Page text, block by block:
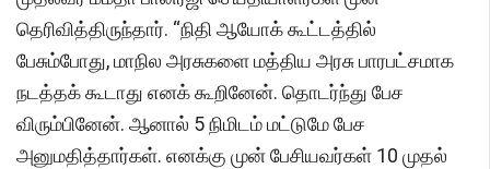
தெரிவித்திருந்தார். “நிதி ஆயோக் கூட்டத்தில்
பேசும்போது, மாநில அரசுகளை மத்திய அரசு பாரபட்சமாக
நடத்தக் கூடாது எனக் கூறினேன். தொடர்ந்து பேச
விரும்பினேன். ஆனால் 5 நிமிடம் மட்டுமே பேச
அனுமதித்தார்கள். எனக்கு முன் பேசியவர்கள் 10 முதல்